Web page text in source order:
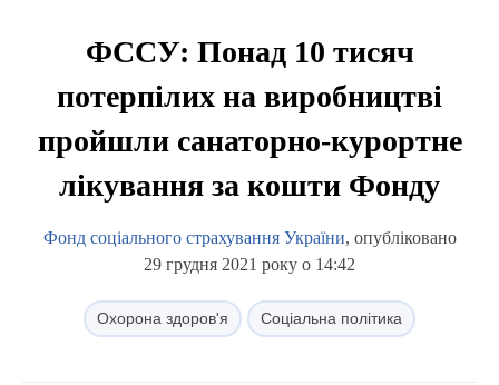
ФССУ: Понад 10 тисяч
потерпілих на виробництві
пройшли санаторно-курортне
лікування за кошти Фонду
Фонд соціального страхування України, опубліковано
29 грудня 2021 року о 14:42
Охорона здоров'я Соціальна політика